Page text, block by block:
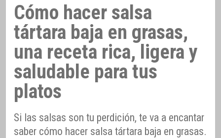
Cómo hacer salsa
tártara baja en grasas,
una receta rica, ligera y
saludable para tus
platos
Si las salsas son tu perdición, te va a encantar
saber cómo hacer salsa tártara baja en grasas.